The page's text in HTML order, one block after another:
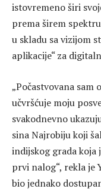
istovremeno širi
prema širem
u skladu sa vizijom
aplikacije“ za
„Počastvovana
učvršćuje moju
svakodnevno
sina Najrobiju koji
indijskog grada koja
prvi nalog“, rekla je
bio jednako